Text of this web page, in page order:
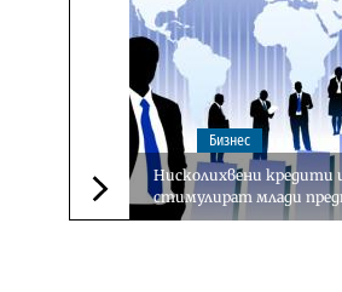
Следваща новина
Бизнес
Нисколихвени кредити
стимулират млади